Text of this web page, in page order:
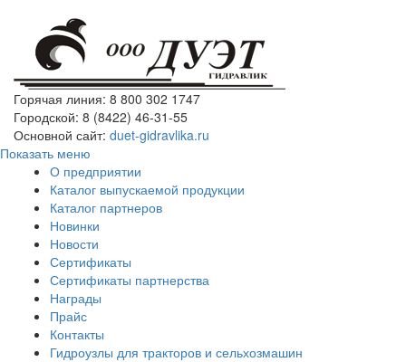
Горячая линия: 8 800 302 1747
Городской: 8 (8422) 46-31-55
Основной сайт: duet-gidravlika.ru
Показать меню
О предприятии
Каталог выпускаемой продукции
Каталог партнеров
Новинки
Новости
Сертификаты
Сертификаты партнерства
Награды
Прайс
Контакты
Гидроузлы для тракторов и сельхозмашин